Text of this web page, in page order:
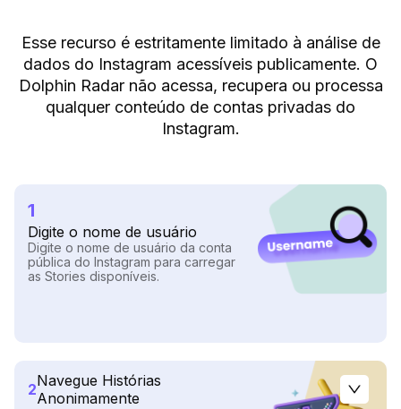
Esse recurso é estritamente limitado à análise de
dados do Instagram acessíveis publicamente. O
Dolphin Radar não acessa, recupera ou processa
qualquer conteúdo de contas privadas do
Instagram.
1
Digite o nome de usuário
Digite o nome de usuário da conta
pública do Instagram para carregar
as Stories disponíveis.
2Navegue Histórias
Anonimamente